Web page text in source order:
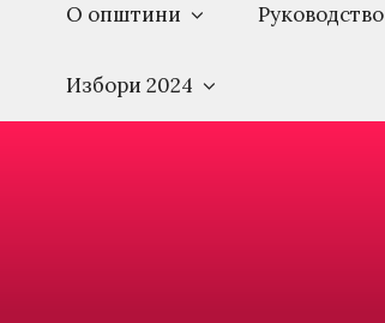
О општини Руководство
Избори 2024